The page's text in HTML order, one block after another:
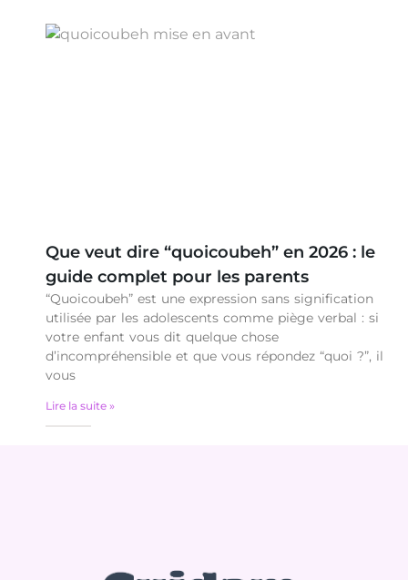
Que veut dire “quoicoubeh” en 2026 : le
guide complet pour les parents
“Quoicoubeh” est une expression sans signification
utilisée par les adolescents comme piège verbal : si
votre enfant vous dit quelque chose
d’incompréhensible et que vous répondez “quoi ?”, il
vous
Lire la suite »